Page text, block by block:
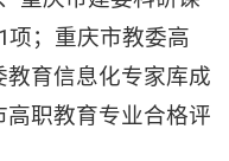
项；重庆市教委高
育信息化专家库成
职教育专业合格评